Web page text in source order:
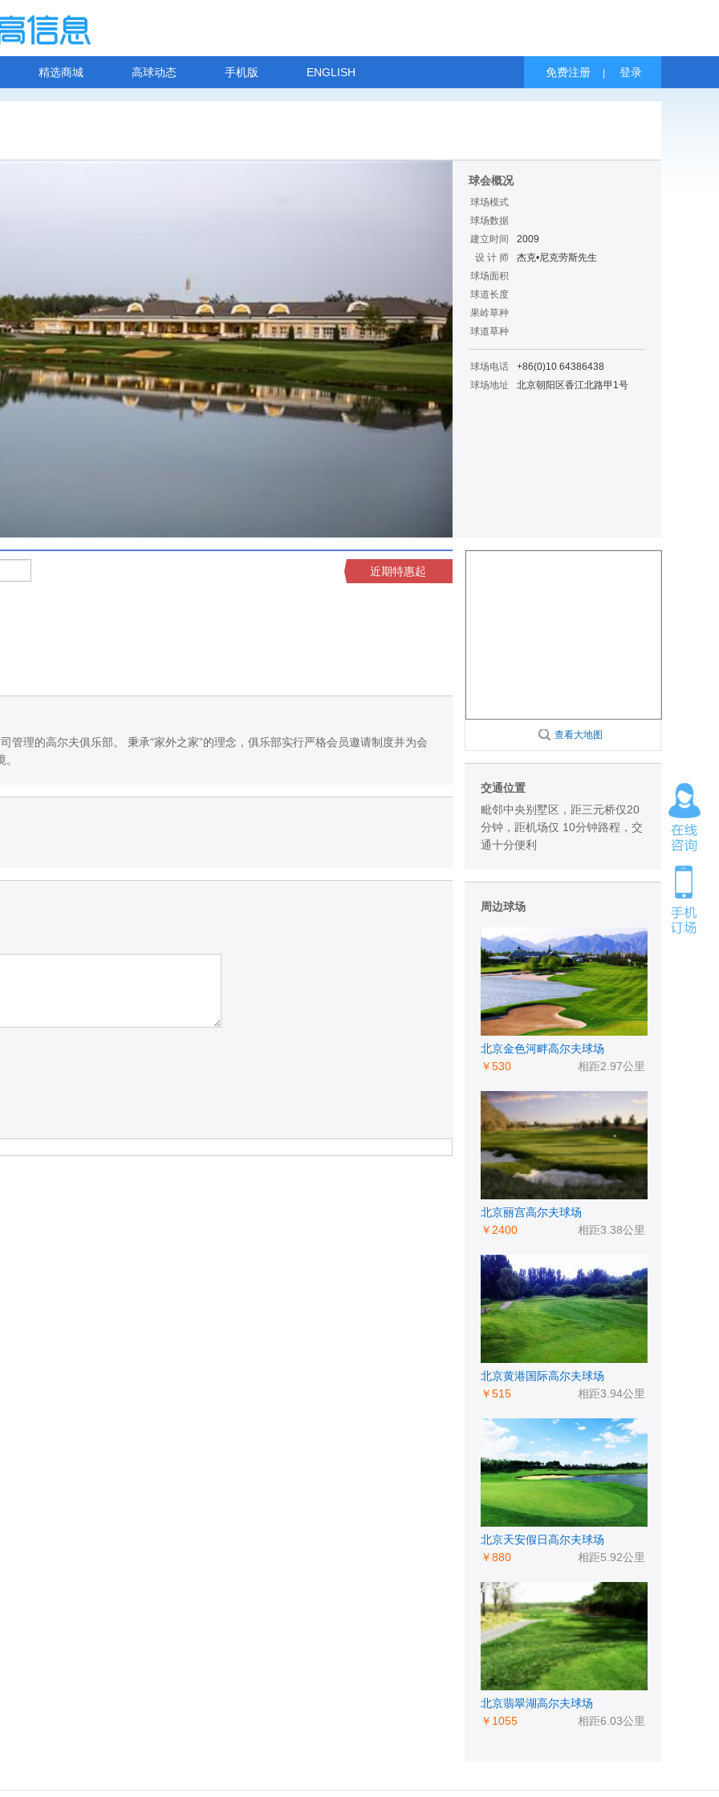
精选商城 高球动态 手机版 ENGLISH 免费注册 登录
球会概况
球场模式
球场数据
建立时间
2009
设 计 师
杰克•尼克劳斯先生
球场面积
球道长度
果岭草种
球道草种
球场电话
+86(0)10 64386438
球场地址
北京朝阳区香江北路甲1号
近期特惠起
管理的高尔夫俱乐部。 秉承“家外之家”的理念，俱乐部实行严格会员邀请制度并为会
查看大地图
交通位置
毗邻中央别墅区，距三元桥仅20
分钟，距机场仅 10分钟路程，交
通十分便利
周边球场
北京金色河畔高尔夫球场
相距2.97公里
￥530
北京丽宫高尔夫球场
相距3.38公里
￥2400
北京黄港国际高尔夫球场
相距3.94公里
￥515
北京天安假日高尔夫球场
相距5.92公里
￥880
北京翡翠湖高尔夫球场
相距6.03公里
￥1055